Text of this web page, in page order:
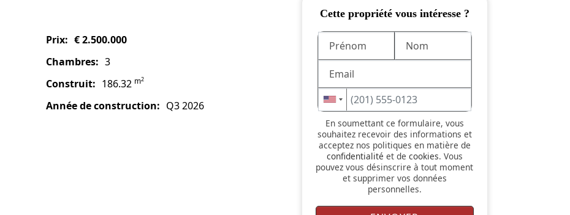
prix:
€ 2.500.000
chambres: 3
construit: 186.32 m2
année de construction:
Q3 2026
Cette propriété vous intéresse ?
En soumettant ce formulaire, vous
souhaitez recevoir des informations et
acceptez nos politiques en matière de
confidentialité et de cookies. Vous
pouvez vous désinscrire à tout moment
et supprimer vos données
personnelles.